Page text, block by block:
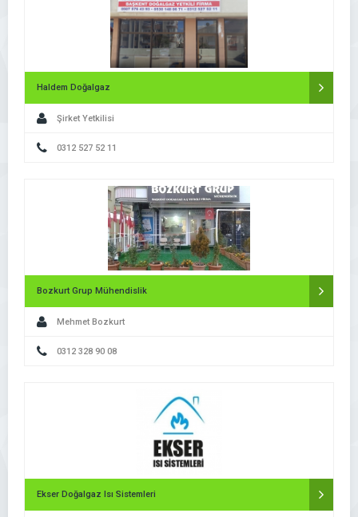
Haldem Doğalgaz
Şirket Yetkilisi
0312 527 52 11
Bozkurt Grup Mühendislik
Mehmet Bozkurt
0312 328 90 08
Ekser Doğalgaz Isı Sistemleri